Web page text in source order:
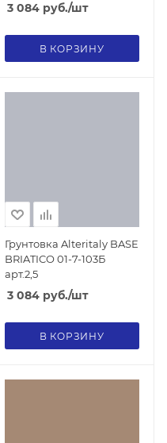
3 084руб./шт
В КОРЗИНУ
Грунтовка Alteritaly BASE
BRIATICO 01-7-103Б
арт.2,5
3 084руб./шт
В КОРЗИНУ